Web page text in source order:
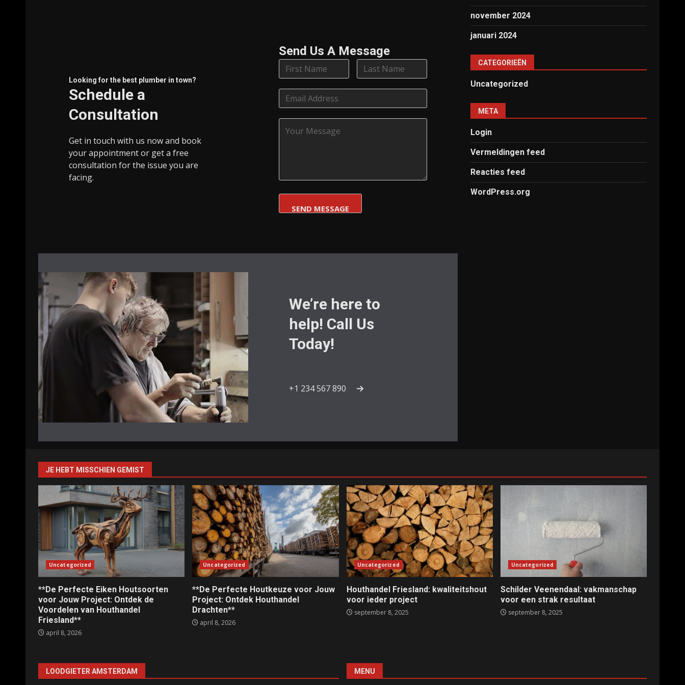
Looking for the best plumber in town?​
Schedule a
Consultation​
Get in touch with us now and book
your appointment or get a free
consultation for the issue you are
facing.
Send Us A Message​
SEND MESSAGE
We’re here to
help! Call Us
Today!
+1 234 567 890
november 2024
januari 2024
CATEGORIEËN
Uncategorized
META
Login
Vermeldingen feed
Reacties feed
WordPress.org
JE HEBT MISSCHIEN GEMIST
Uncategorized
**De Perfecte Eiken Houtsoorten
voor Jouw Project: Ontdek de
Voordelen van Houthandel
Friesland**
april 8, 2026
Uncategorized
**De Perfecte Houtkeuze voor Jouw
Project: Ontdek Houthandel
Drachten**
april 8, 2026
Uncategorized
Houthandel Friesland: kwaliteitshout
voor ieder project
september 8, 2025
Uncategorized
Schilder Veenendaal: vakmanschap
voor een strak resultaat
september 8, 2025
LOODGIETER AMSTERDAM MENU